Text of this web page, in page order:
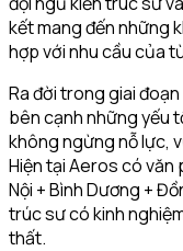
kết mang đến những
hợp với nhu cầu của
Ra đời trong giai
bên cạnh những yếu
không ngừng nỗ lực,
Hiện tại Aeros có văn
Nội + Bình Dương +
trúc sư có kinh
thất.